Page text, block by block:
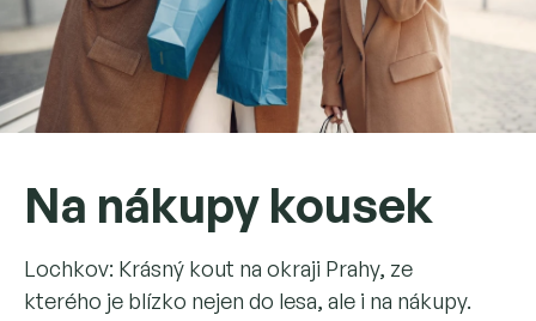
Na nákupy kousek
Lochkov: Krásný kout na okraji Prahy, ze
kterého je blízko nejen do lesa, ale i na nákupy.